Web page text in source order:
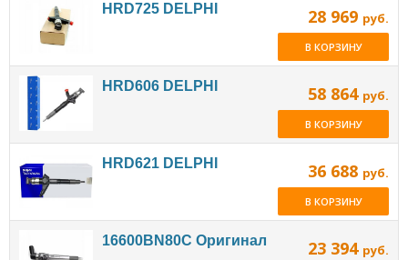
HRD725 DELPHI 28 969 руб.
В КОРЗИНУ
HRD606 DELPHI 58 864 руб.
В КОРЗИНУ
HRD621 DELPHI 36 688 руб.
В КОРЗИНУ
16600BN80C Оригинал 23 394 руб.